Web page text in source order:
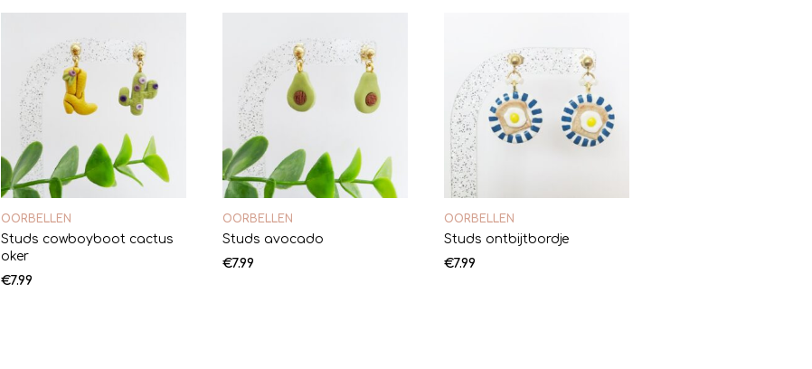
OORBELLEN
Studs cowboyboot cactus
oker
€7.99
OORBELLEN
Studs avocado
€7.99
OORBELLEN
Studs ontbijtbordje
€7.99